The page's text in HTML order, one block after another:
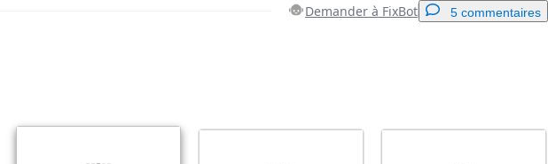
Demander à FixBot 5 commentaires